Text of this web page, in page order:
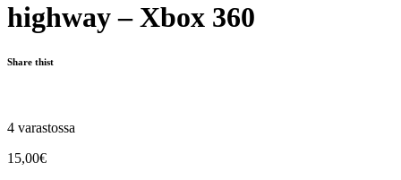
highway – Xbox 360
Share thist
4 varastossa
15,00€